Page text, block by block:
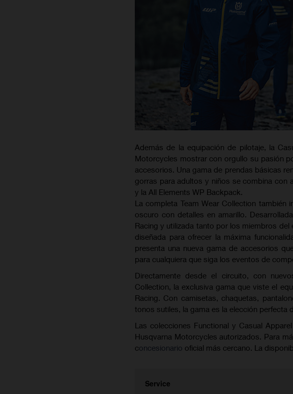
Además de la equipación de pilotaje, la
Motorcycles mostrar con orgullo su pasión
accesorios. Una gama de prendas básicas
gorras para adultos y niños se combina con
y la All Elements WP Backpack.
La completa Team Wear Collection también
oscuro con detalles en amarillo.
Racing y utilizada tanto por los miembros
diseñada para ofrecer la máxima
presenta una nueva gama de accesorios
para cualquiera que siga los eventos de
Directamente desde el circuito, con
Collection, la exclusiva gama que viste el
Racing. Con camisetas, chaquetas,
tonos sutiles, la gama es la elección perfecta
Las colecciones Functional y Casual
Husqvarna Motorcycles autorizados. Para
concesionario oficial más cercano. La
Service